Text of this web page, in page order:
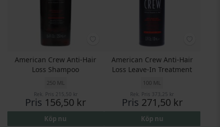
American Crew Anti-Hair
Loss Shampoo
250 ML
Rek. Pris 215,50 kr
Pris 156,50 kr
Köp nu
American Crew Anti-Hair
Loss Leave-In Treatment
100 ML
Rek. Pris 373,25 kr
Pris 271,50 kr
Köp nu